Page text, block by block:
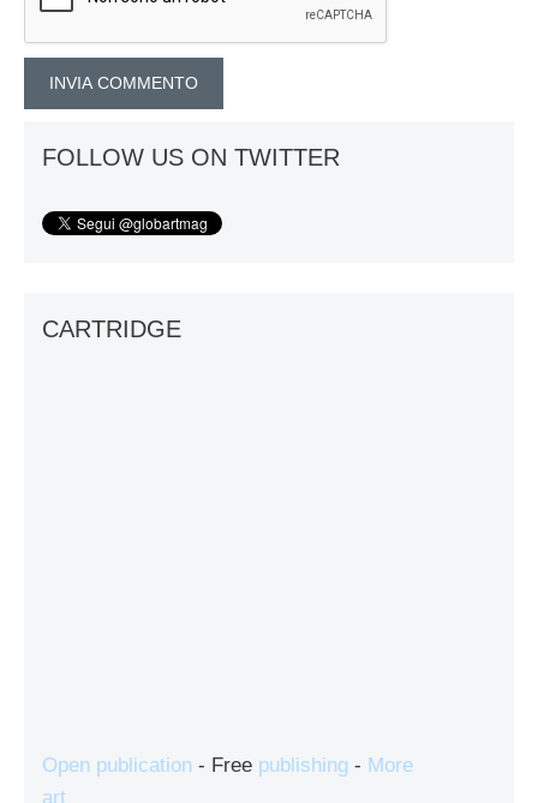
FOLLOW US ON TWITTER
CARTRIDGE
Open publication - Free publishing - More
art